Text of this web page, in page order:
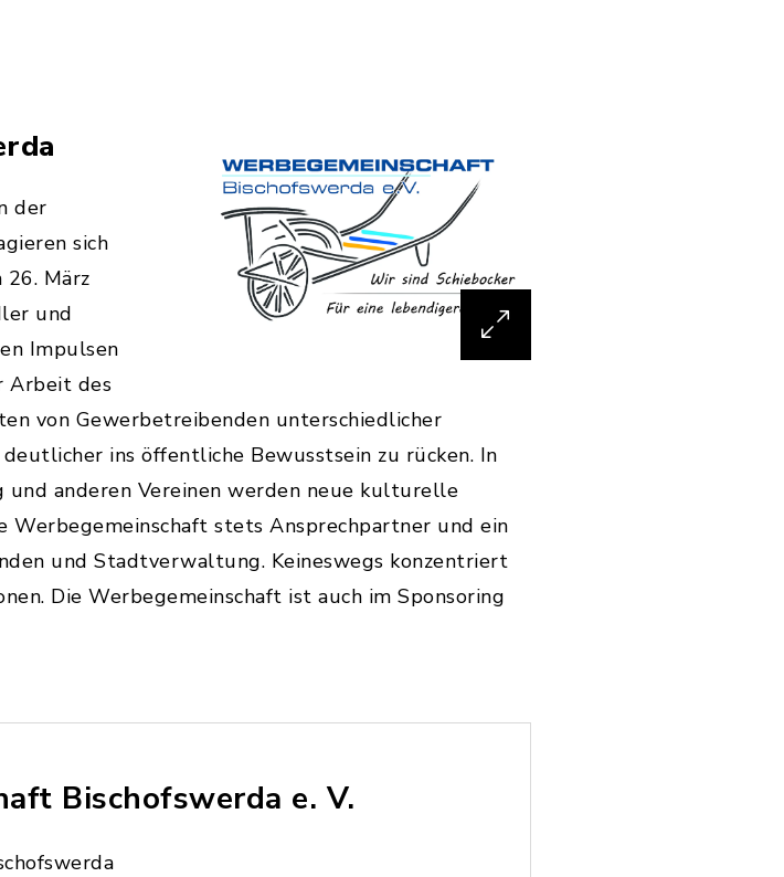
der
sich
März
und
Impulsen
Arbeit des
von Gewerbetreibenden unterschiedlicher
ins öffentliche Bewusstsein zu rücken. In
anderen Vereinen werden neue kulturelle
stets Ansprechpartner und ein
und Stadtverwaltung. Keineswegs konzentriert
Die Werbegemeinschaft ist auch im Sponsoring
Bischofswerda e. V.